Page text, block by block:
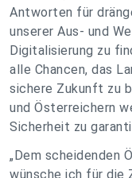
Antworten für
unserer Aus- und
Digitalisierung zu
alle Chancen, das
sichere Zukunft zu
und Österreichern
Sicherheit zu
„Dem scheidenden
wünsche ich für die